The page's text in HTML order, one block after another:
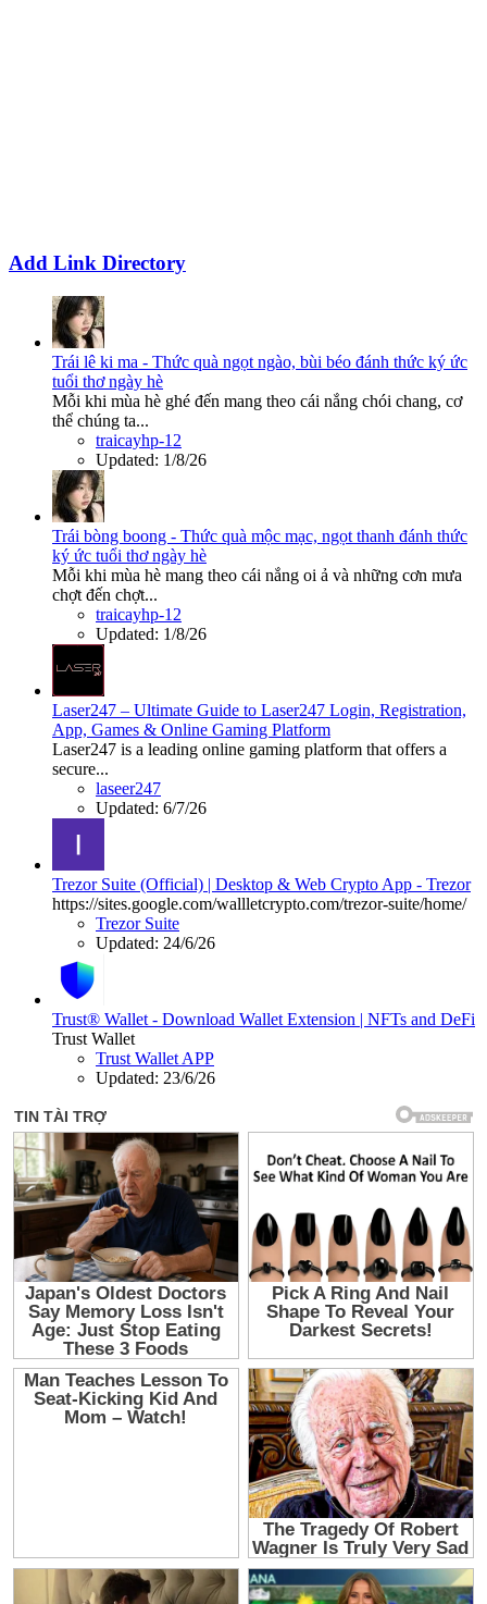
Add Link Directory
Trái lê ki ma - Thức quà ngọt ngào, bùi béo đánh thức ký ức
tuổi thơ ngày hè
Mỗi khi mùa hè ghé đến mang theo cái nắng chói chang, cơ
thể chúng ta...
traicayhp-12
Updated: 1/8/26
Trái bòng boong - Thức quà mộc mạc, ngọt thanh đánh thức
ký ức tuổi thơ ngày hè
Mỗi khi mùa hè mang theo cái nắng oi ả và những cơn mưa
chợt đến chợt...
traicayhp-12
Updated: 1/8/26
Laser247 – Ultimate Guide to Laser247 Login, Registration,
App, Games & Online Gaming Platform
Laser247 is a leading online gaming platform that offers a
secure...
laseer247
Updated: 6/7/26
Trezor Suite (Official) | Desktop & Web Crypto App - Trezor
https://sites.google.com/wallletcrypto.com/trezor-suite/home/
Trezor Suite
Updated: 24/6/26
Trust® Wallet - Download Wallet Extension | NFTs and DeFi
Trust Wallet
Trust Wallet APP
Updated: 23/6/26